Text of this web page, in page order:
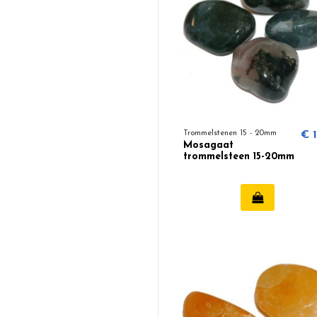
Trommelstenen 15 - 20mm
Mosagaat
trommelsteen 15-20mm
€